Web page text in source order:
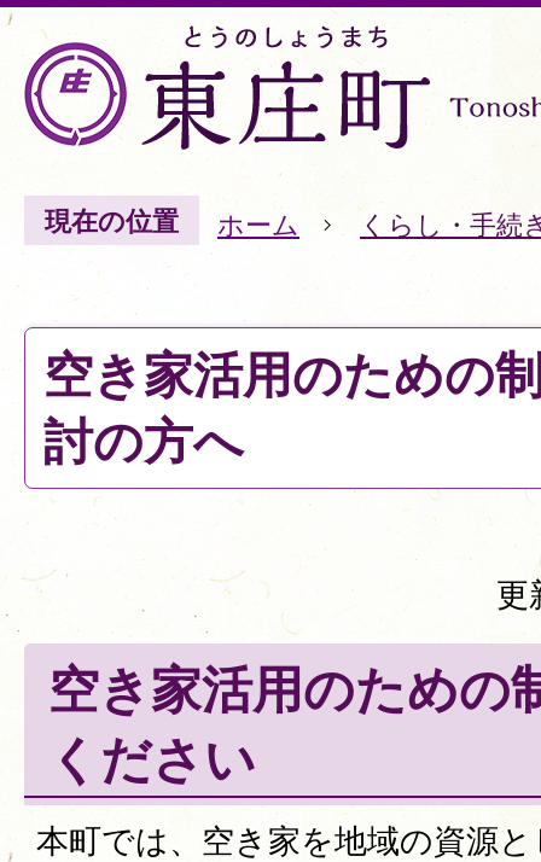
現在の位置 ホーム くらし・手続
空き家活用のための
討の方へ
更
空き家活用のための
ください
本町では、空き家を地域の資源